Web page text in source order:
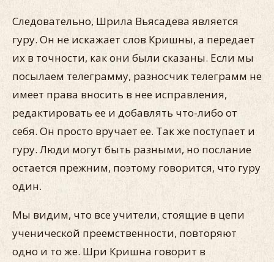
Следовательно, Шрила Вьясадева является
гуру. Он не искажает слов Кришны, а передает
их в точности, как они были сказаны. Если мы
посылаем телеграмму, разносчик телеграмм не
имеет права вносить в нее исправления,
редактировать ее и добавлять что-либо от
себя. Он просто вручает ее. Так же поступает и
гуру. Люди могут быть разными, но послание
остается прежним, поэтому говорится, что гуру
один.
Мы видим, что все учители, стоящие в цепи
ученической преемственности, повторяют
одно и то же. Шри Кришна говорит в